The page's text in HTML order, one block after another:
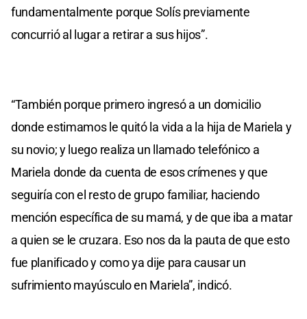
fundamentalmente porque Solís previamente
concurrió al lugar a retirar a sus hijos”.
“También porque primero ingresó a un domicilio
donde estimamos le quitó la vida a la hija de Mariela y
su novio; y luego realiza un llamado telefónico a
Mariela donde da cuenta de esos crímenes y que
seguiría con el resto de grupo familiar, haciendo
mención específica de su mamá, y de que iba a matar
a quien se le cruzara. Eso nos da la pauta de que esto
fue planificado y como ya dije para causar un
sufrimiento mayúsculo en Mariela”, indicó.